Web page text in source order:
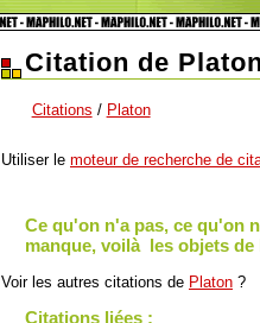
Citation de Platon
Citations / Platon
Utiliser le moteur de recherche de
Ce qu'on n'a pas, ce qu'on
manque, voilà les objets de
Voir les autres citations de Platon ?
Citations liées :